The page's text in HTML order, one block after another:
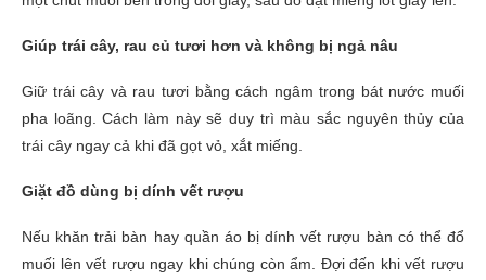
Giúp trái cây, rau củ tươi hơn và không bị ngả nâu
Giữ trái cây và rau tươi bằng cách ngâm trong bát nước muối
pha loãng. Cách làm này sẽ duy trì màu sắc nguyên thủy của
trái cây ngay cả khi đã gọt vỏ, xắt miếng.
Giặt đồ dùng bị dính vết rượu
Nếu khăn trải bàn hay quần áo bị dính vết rượu bàn có thể đổ
muối lên vết rượu ngay khi chúng còn ẩm. Đợi đến khi vết rượu